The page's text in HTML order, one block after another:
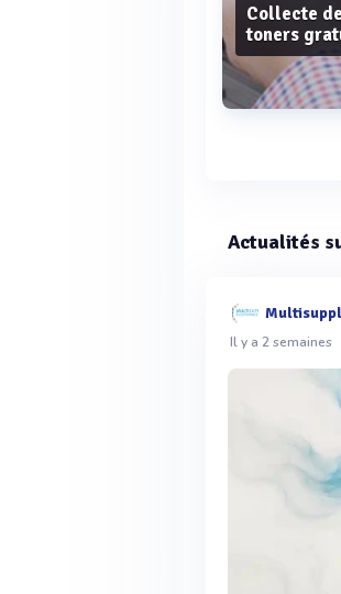
Collecte
toners
Actualités
Il y a 2 semaines